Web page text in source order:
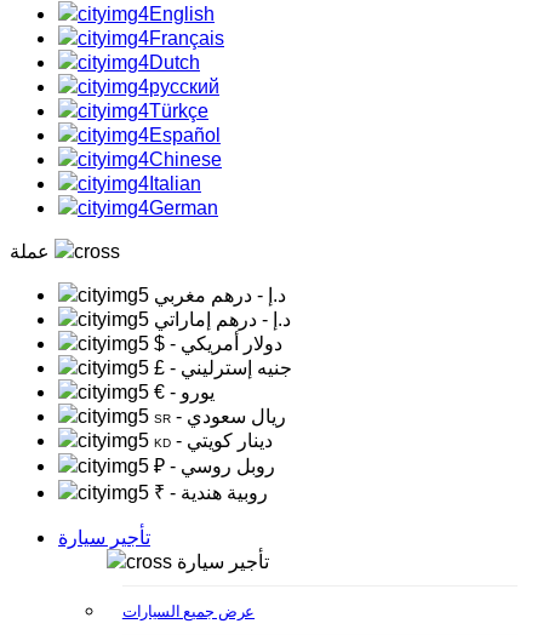
English
Français
Dutch
русский
Türkçe
Español
Chinese
Italian
German
د.إ - درهم مغربي
د.إ - درهم إماراتي
$
- دولار أمريكي
£
- جنيه إسترليني
€
- يورو
SR - ريال سعودي
KD
- دينار كويتي
₽
- روبل روسي
₹
- روبية هندية
تأجير سيارة
تأجير سيارة
عرض جميع السيارات